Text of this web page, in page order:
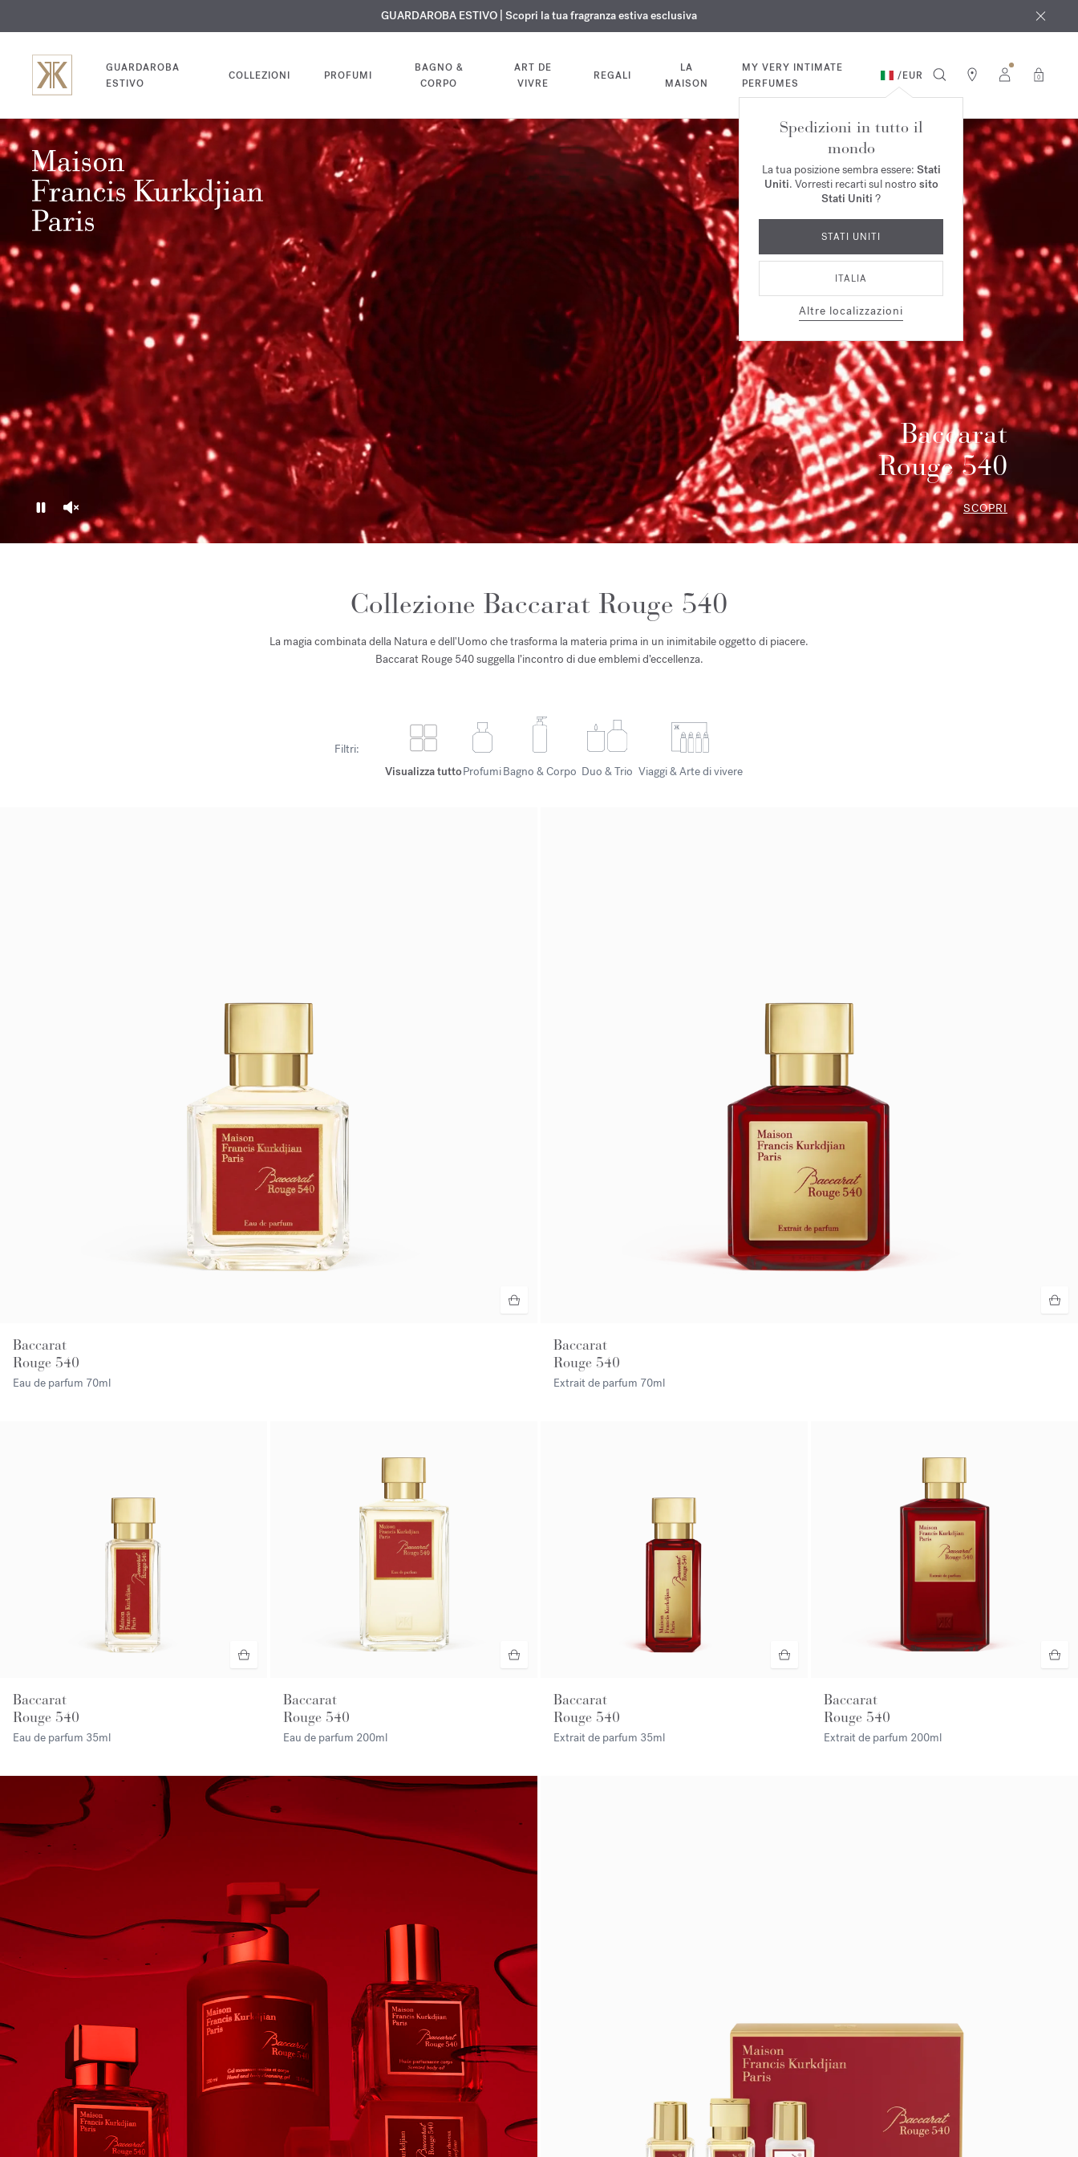
ESCLUSIVO | Scopri la nuova fragranza OUDvelvet moodnel tuo ordine*
INCISIONE GRATUITA | Su tutte le fragranze e gli oli per il corpo fino al 9 agosto
GUARDAROBA ESTIVO | Scopri la tua fragranza estiva esclusiva
GUARDAROBA
ESTIVO
COLLEZIONI PROFUMI
BAGNO &
CORPO
ART DE
VIVRE
REGALI
LA
MAISON
MY VERY INTIMATE
PERFUMES
/EUR 0
Spedizioni in tutto il
mondo
La tua posizione sembra essere: Stati
Uniti. Vorresti recarti sul nostro sito
Stati Uniti ?
STATI UNITI
ITALIA
Altre localizzazioni
Pause
Unmute
Baccarat
Rouge 540
SCOPRI
Collezione Baccarat Rouge 540
La magia combinata della Natura e dell'Uomo che trasforma la materia prima in un inimitabile oggetto di piacere.
Baccarat Rouge 540 suggella l’incontro di due emblemi d’eccellenza.
Filtri:
Visualizza tuttoProfumiBagno & Corpo Duo & Trio Viaggi & Arte di vivere
Baccarat
Rouge 540
Eau de parfum 70ml
Baccarat
Rouge 540
Eau de parfum 35ml
Baccarat
Rouge 540
Eau de parfum 200ml
Baccarat
Rouge 540
Extrait de parfum 70ml
Baccarat
Rouge 540
Extrait de parfum 35ml
Baccarat
Rouge 540
Extrait de parfum 200ml